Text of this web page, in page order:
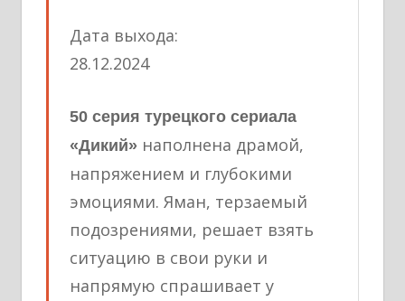
Дата выхода:
28.12.2024
50 серия турецкого сериала
«Дикий»наполнена драмой,
напряжением и глубокими
эмоциями. Яман, терзаемый
подозрениями, решает взять
ситуацию в свои руки и
напрямую спрашивает у